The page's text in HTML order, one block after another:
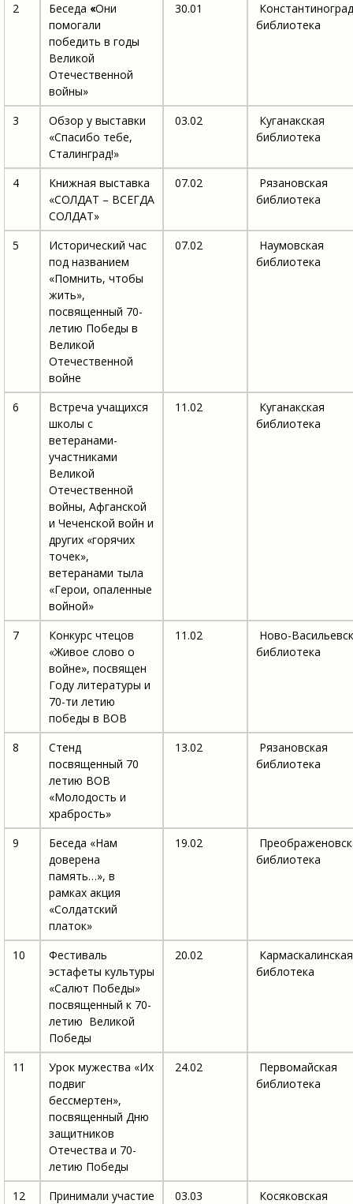
2 Беседа «Они
помогали
победить в годы
Великой
Отечественной
войны»
30.01
библиотека
3
Обзор у выставки
«Спасибо тебе,
Сталинград!»
03.02
Куганакская
библиотека
4
Книжная выставка
«СОЛДАТ – ВСЕГДА
СОЛДАТ»
07.02
Рязановская
библиотека
5
Исторический час
под названием
«Помнить, чтобы
жить»,
посвященный 70-
летию Победы в
Великой
Отечественной
войне
07.02
Наумовская
библиотека
6
Встреча учащихся
школы с
ветеранами-
участниками
Великой
Отечественной
войны, Афганской
и Чеченской войн и
других «горячих
точек»,
ветеранами тыла
«Герои, опаленные
войной»
11.02
Куганакская
библиотека
7
Конкурс чтецов
«Живое слово о
войне», посвящен
Году литературы и
70-ти летию
победы в ВОВ
11.02
Ново-
библиотека
8
Стенд
посвященный 70
летию ВОВ
«Молодость и
храбрость»
13.02
Рязановская
библиотека
9
Беседа «Нам
доверена
память…», в
рамках акция
«Солдатский
платок»
19.02
библиотека
10
Фестиваль
эстафеты культуры
«Салют Победы»
посвященный к 70-
летию Великой
Победы
20.02
Кармаскалинская
библотека
11
Урок мужества «Их
подвиг
бессмертен»,
посвященный Дню
защитников
Отечества и 70-
летию Победы
24.02
Первомайская
библиотека
12
Принимали участие
03.03
Косяковская